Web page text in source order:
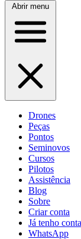
Abrir menu
Drones
Peças
Pontos
Seminovos
Cursos
Pilotos
Assistência
Blog
Sobre
Criar conta
Já tenho
WhatsApp